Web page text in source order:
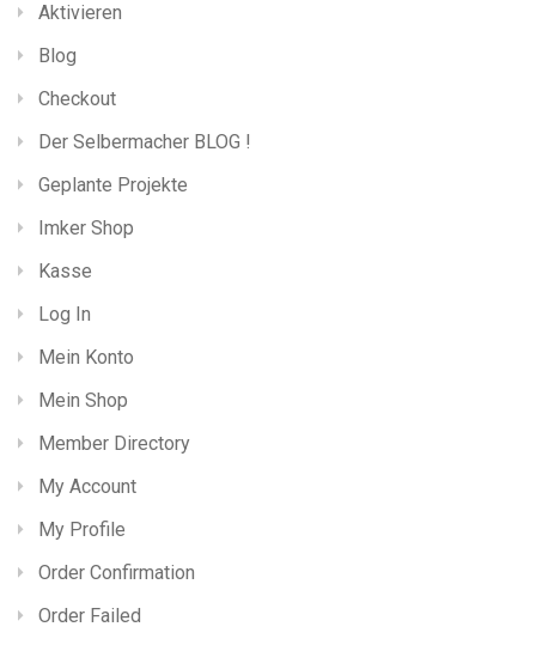
Aktivieren
Blog
Checkout
Der Selbermacher BLOG !
Geplante Projekte
Imker Shop
Kasse
Log In
Mein Konto
Mein Shop
Member Directory
My Account
My Profile
Order Confirmation
Order Failed